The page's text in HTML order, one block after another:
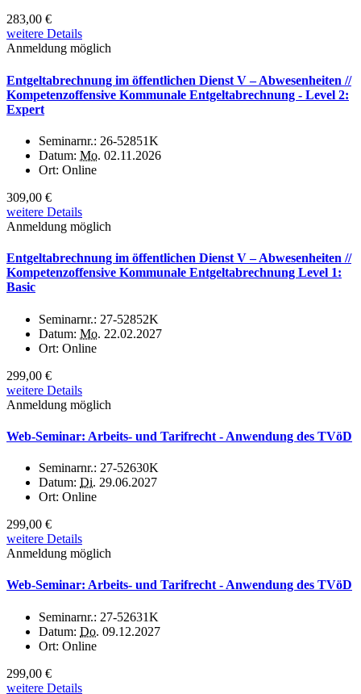
283,00 €
weitere Details
Anmeldung möglich
Entgeltabrechnung im öffentlichen Dienst V – Abwesenheiten //
Kompetenzoffensive Kommunale Entgeltabrechnung - Level 2:
Expert
Seminarnr.: 26-52851K
Datum: Mo. 02.11.2026
Ort: Online
309,00 €
weitere Details
Anmeldung möglich
Entgeltabrechnung im öffentlichen Dienst V – Abwesenheiten //
Kompetenzoffensive Kommunale Entgeltabrechnung Level 1:
Basic
Seminarnr.: 27-52852K
Datum: Mo. 22.02.2027
Ort: Online
299,00 €
weitere Details
Anmeldung möglich
Web-Seminar: Arbeits- und Tarifrecht - Anwendung des TVöD
Seminarnr.: 27-52630K
Datum: Di. 29.06.2027
Ort: Online
299,00 €
weitere Details
Anmeldung möglich
Web-Seminar: Arbeits- und Tarifrecht - Anwendung des TVöD
Seminarnr.: 27-52631K
Datum: Do. 09.12.2027
Ort: Online
299,00 €
weitere Details